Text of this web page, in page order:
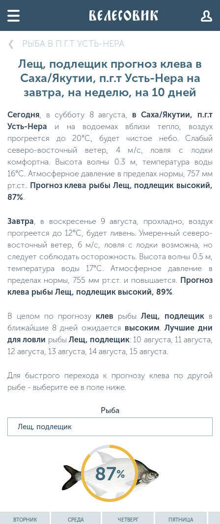
РЫБА В П.Г.Т УСТЬ-НЕРА
Лещ, подлещик прогноз клева в
Саха/Якутии, п.г.т Усть-Нера на
завтра, на неделю, на 10 дней
Сегодня, в субботу 8 августа, в Саха/Якутии, п.г.т
Усть-Нера и на водоемах вблизи тепло, воздух
прогреется до 20°C, будет чистое небо. Слабый
северо-восточный ветер, 4 м/с, ловля с лодки
комфортна. Высота волны 0.3 м, температура воды
16°C. Атмосферное давление в пределах нормы, 757 мм
рт.ст.. Прогноз клева рыбы Лещ, подлещик высокий,
87%.
Завтра, в воскресенье 9 августа, прохладно, воздух
прогреется до 12°C, будет ливень. Умеренный северо-
восточный ветер, 6 м/с, ловля с лодки возможна, но
следует соблюдать осторожность. Высота волны 0.5 м,
температура воды 17°C. Атмосферное давление в
пределах нормы, 755 мм рт.ст. и повышается. Прогноз
клева рыбы Лещ, подлещик высокий, 89%.
В целом по прогнозу клев рыбы Лещ, подлещик в
ближайшие 8 дней ожидается высоким. Лучшие дни
для ловли рыбы Лещ, подлещик: 10 августа, 11 августа,
12 августа, 13 августа, 14 августа, 15 августа.
Для быстрого перехода к прогнозу клева по другой
рыбе - выберите ее в поле ниже.
Рыба
87%
ВТОРНИК СРЕДА ЧЕТВЕРГ ПЯТНИЦА